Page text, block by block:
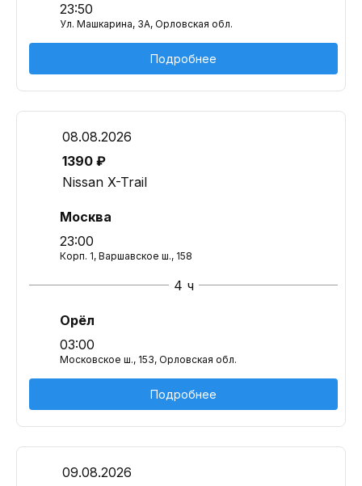
23:50
Ул. Машкарина, 3А, Орловская обл.
Подробнее
08.08.2026
1390 ₽
Nissan X-Trail
Москва
23:00
Корп. 1, Варшавское ш., 158
4 ч
Орёл
03:00
Московское ш., 153, Орловская обл.
Подробнее
09.08.2026